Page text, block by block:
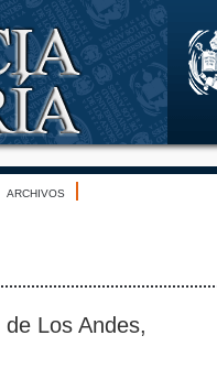
ARCHIVOS
Los Andes,